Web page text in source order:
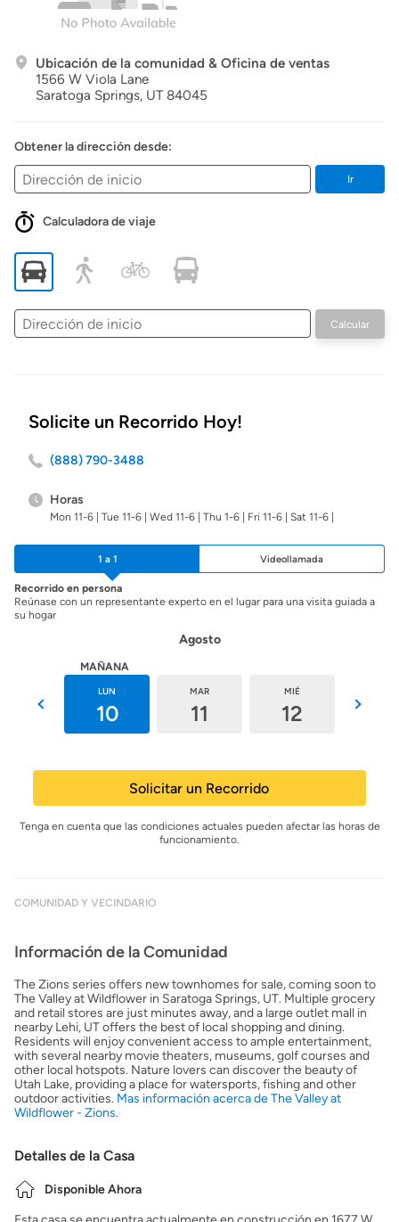
Ubicación de la comunidad & Oficina de ventas
1566 W Viola Lane
Saratoga Springs, UT 84045
Obtener la dirección desde:
Ir
Calculadora de viaje
Dirección
de
Calcular
Solicite un Recorrido Hoy!
(888) 790-3488
Horas
Mon 11-6 | Tue 11-6 | Wed 11-6 | Thu 1-6 | Fri 11-6 | Sat 11-6 |
1 a 1 Videollamada
Recorrido en persona
Reúnase con un representante experto en el lugar para una visita guiada a
su hogar
Agosto
MAÑANA
LUN
10
MAR
11
MIÉ
12
Solicitar un Recorrido
Tenga en cuenta que las condiciones actuales pueden afectar las horas de
funcionamiento.
COMUNIDAD Y VECINDARIO
Información de la Comunidad
The Zions series offers new townhomes for sale, coming soon to
The Valley at Wildflower in Saratoga Springs, UT. Multiple grocery
and retail stores are just minutes away, and a large outlet mall in
nearby Lehi, UT offers the best of local shopping and dining.
Residents will enjoy convenient access to ample entertainment,
with several nearby movie theaters, museums, golf courses and
other local hotspots. Nature lovers can discover the beauty of
Utah Lake, providing a place for watersports, fishing and other
outdoor activities. Mas información acerca de The Valley at
Wildflower - Zions.
Detalles de la Casa
Disponible Ahora